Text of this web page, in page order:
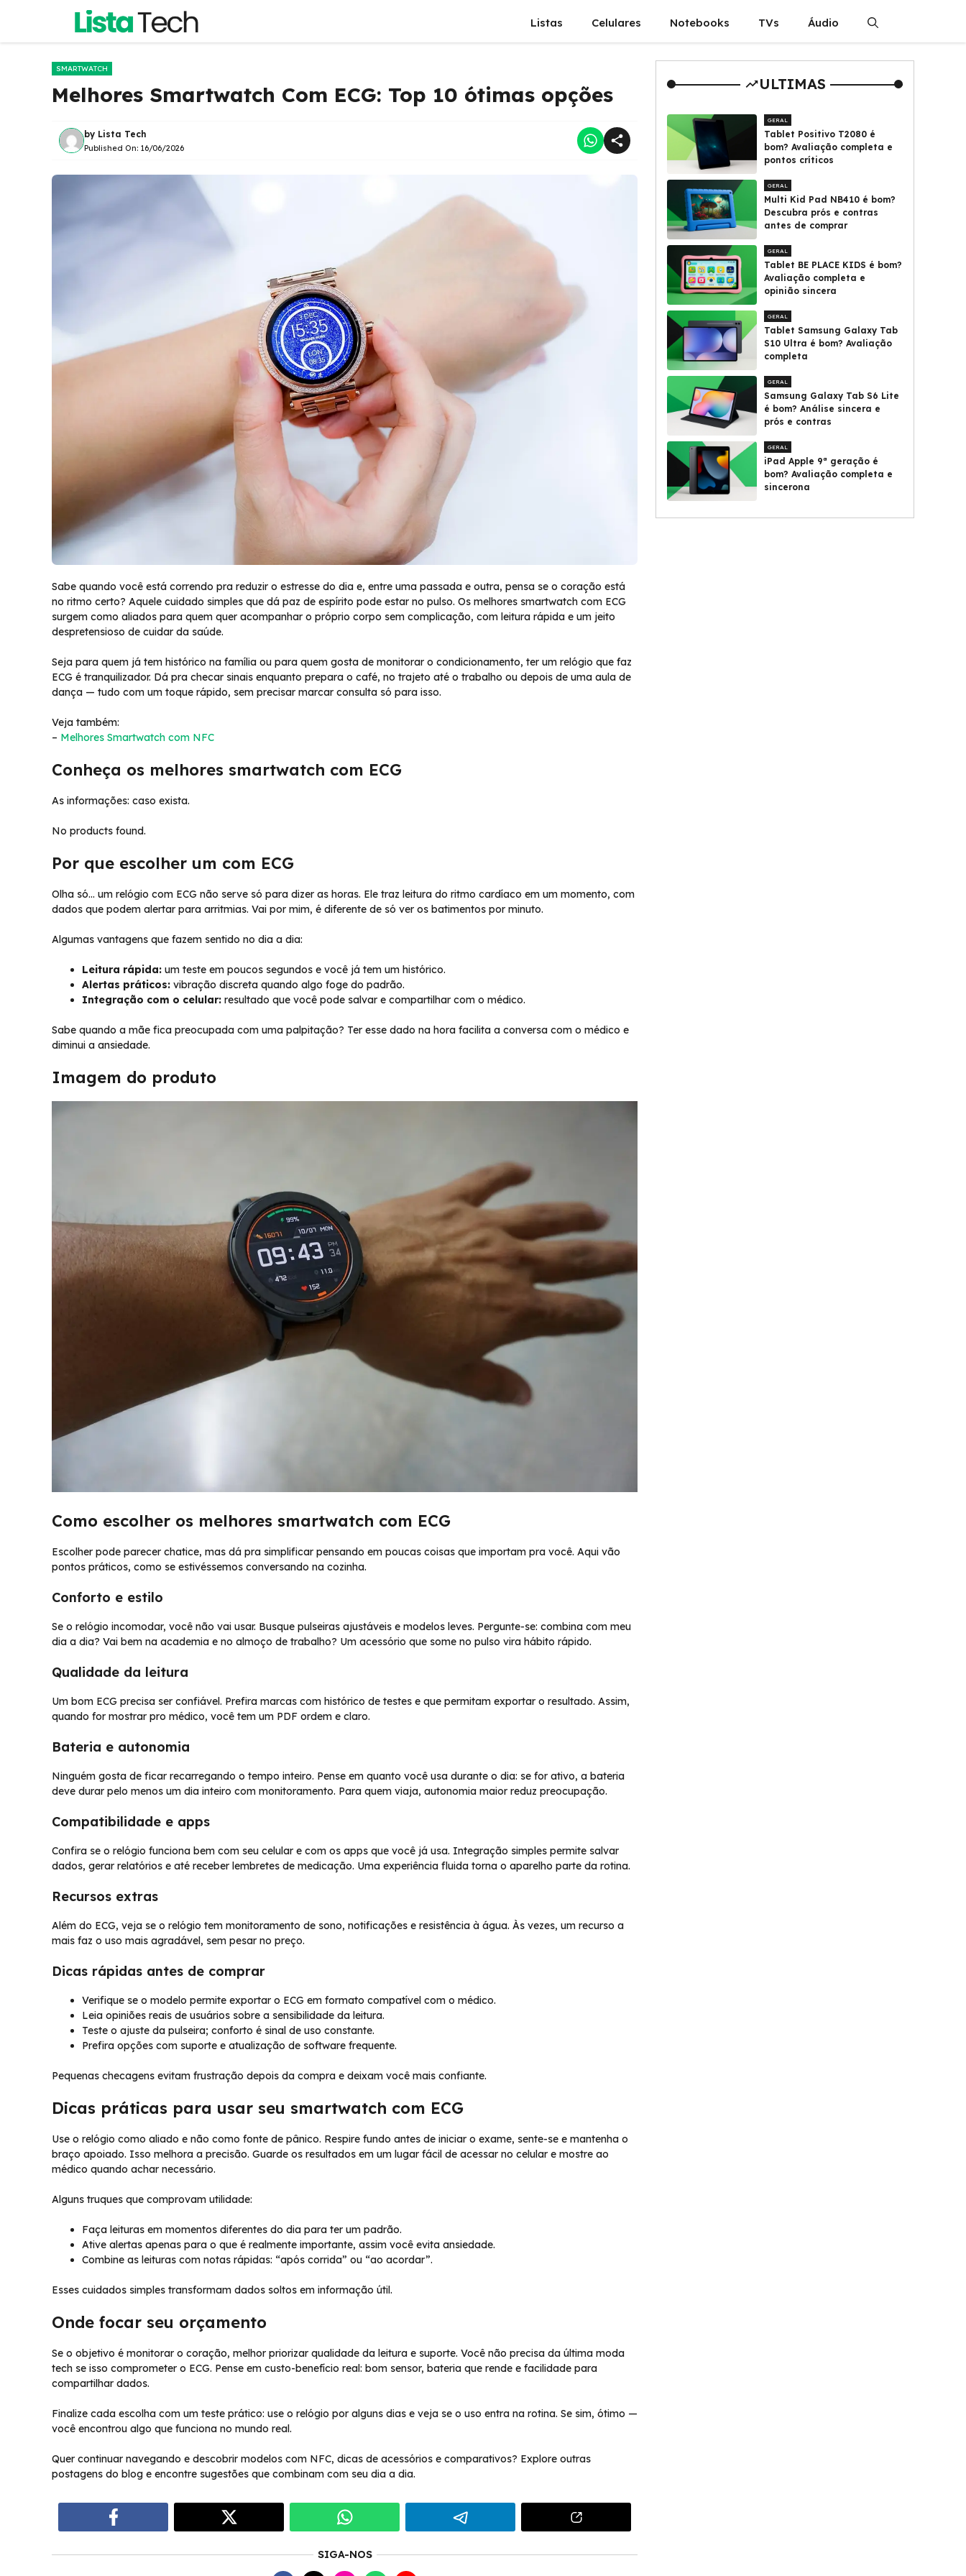
o
Listas Celulares Notebooks TVs Áudio
SMARTWATCH
Melhores Smartwatch Com ECG: Top 10 ótimas opções
by Lista Tech
Published On: 16/06/2026
Sabe quando você está correndo pra reduzir o estresse do dia e, entre uma passada e outra, pensa se o coração está
no ritmo certo? Aquele cuidado simples que dá paz de espírito pode estar no pulso. Os melhores smartwatch com ECG
surgem como aliados para quem quer acompanhar o próprio corpo sem complicação, com leitura rápida e um jeito
despretensioso de cuidar da saúde.
Seja para quem já tem histórico na família ou para quem gosta de monitorar o condicionamento, ter um relógio que faz
ECG é tranquilizador. Dá pra checar sinais enquanto prepara o café, no trajeto até o trabalho ou depois de uma aula de
dança — tudo com um toque rápido, sem precisar marcar consulta só para isso.
Veja também:
– Melhores Smartwatch com NFC
Conheça os melhores smartwatch com ECG
As informações: caso exista.
No products found.
Por que escolher um com ECG
Olha só… um relógio com ECG não serve só para dizer as horas. Ele traz leitura do ritmo cardíaco em um momento, com
dados que podem alertar para arritmias. Vai por mim, é diferente de só ver os batimentos por minuto.
Algumas vantagens que fazem sentido no dia a dia:
Leitura rápida: um teste em poucos segundos e você já tem um histórico.
Alertas práticos: vibração discreta quando algo foge do padrão.
Integração com o celular: resultado que você pode salvar e compartilhar com o médico.
Sabe quando a mãe fica preocupada com uma palpitação? Ter esse dado na hora facilita a conversa com o médico e
diminui a ansiedade.
Imagem do produto
Como escolher os melhores smartwatch com ECG
Escolher pode parecer chatice, mas dá pra simplificar pensando em poucas coisas que importam pra você. Aqui vão
pontos práticos, como se estivéssemos conversando na cozinha.
Conforto e estilo
Se o relógio incomodar, você não vai usar. Busque pulseiras ajustáveis e modelos leves. Pergunte-se: combina com meu
dia a dia? Vai bem na academia e no almoço de trabalho? Um acessório que some no pulso vira hábito rápido.
Qualidade da leitura
Um bom ECG precisa ser confiável. Prefira marcas com histórico de testes e que permitam exportar o resultado. Assim,
quando for mostrar pro médico, você tem um PDF ordem e claro.
Bateria e autonomia
Ninguém gosta de ficar recarregando o tempo inteiro. Pense em quanto você usa durante o dia: se for ativo, a bateria
deve durar pelo menos um dia inteiro com monitoramento. Para quem viaja, autonomia maior reduz preocupação.
Compatibilidade e apps
Confira se o relógio funciona bem com seu celular e com os apps que você já usa. Integração simples permite salvar
dados, gerar relatórios e até receber lembretes de medicação. Uma experiência fluida torna o aparelho parte da rotina.
Recursos extras
Além do ECG, veja se o relógio tem monitoramento de sono, notificações e resistência à água. Às vezes, um recurso a
mais faz o uso mais agradável, sem pesar no preço.
Dicas rápidas antes de comprar
Verifique se o modelo permite exportar o ECG em formato compatível com o médico.
Leia opiniões reais de usuários sobre a sensibilidade da leitura.
Teste o ajuste da pulseira; conforto é sinal de uso constante.
Prefira opções com suporte e atualização de software frequente.
Pequenas checagens evitam frustração depois da compra e deixam você mais confiante.
Dicas práticas para usar seu smartwatch com ECG
Use o relógio como aliado e não como fonte de pânico. Respire fundo antes de iniciar o exame, sente-se e mantenha o
braço apoiado. Isso melhora a precisão. Guarde os resultados em um lugar fácil de acessar no celular e mostre ao
médico quando achar necessário.
Alguns truques que comprovam utilidade:
Faça leituras em momentos diferentes do dia para ter um padrão.
Ative alertas apenas para o que é realmente importante, assim você evita ansiedade.
Combine as leituras com notas rápidas: “após corrida” ou “ao acordar”.
Esses cuidados simples transformam dados soltos em informação útil.
Onde focar seu orçamento
Se o objetivo é monitorar o coração, melhor priorizar qualidade da leitura e suporte. Você não precisa da última moda
tech se isso comprometer o ECG. Pense em custo-benefício real: bom sensor, bateria que rende e facilidade para
compartilhar dados.
Finalize cada escolha com um teste prático: use o relógio por alguns dias e veja se o uso entra na rotina. Se sim, ótimo —
você encontrou algo que funciona no mundo real.
Quer continuar navegando e descobrir modelos com NFC, dicas de acessórios e comparativos? Explore outras
postagens do blog e encontre sugestões que combinam com seu dia a dia.
SIGA-NOS
ULTIMAS
GERAL
Tablet Positivo T2080 é
bom? Avaliação completa e
pontos críticos
GERAL
Multi Kid Pad NB410 é bom?
Descubra prós e contras
antes de comprar
GERAL
Tablet BE PLACE KIDS é bom?
Avaliação completa e
opinião sincera
GERAL
Tablet Samsung Galaxy Tab
S10 Ultra é bom? Avaliação
completa
GERAL
Samsung Galaxy Tab S6 Lite
é bom? Análise sincera e
prós e contras
GERAL
iPad Apple 9ª geração é
bom? Avaliação completa e
sincerona